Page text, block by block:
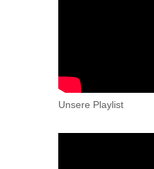
Unsere Playlist